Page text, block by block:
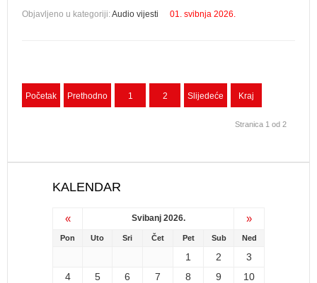
Objavljeno u kategoriji:Audio vijesti 01. svibnja 2026.
Početak Prethodno 1 2 Slijedeće Kraj
Stranica 1 od 2
KALENDAR
« Svibanj 2026. »
Pon Uto Sri Čet Pet Sub Ned
1 2
3
4
5 6 7 8 9
10